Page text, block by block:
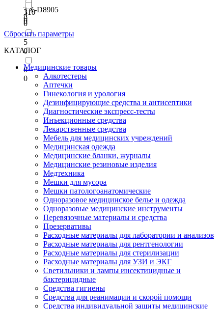
TX-D8905
0
310
0
4
0
5
0
6
0
Сбросить параметры
КАТАЛОГ
Медицинские товары
Алкотестеры
Аптечки
Гинекология и урология
Дезинфицирующие средства и антисептики
Диагностические экспресс-тесты
Инъекционные средства
Лекарственные средства
Мебель для медицинских учреждений
Медицинская одежда
Медицинские бланки, журналы
Медицинские резиновые изделия
Медтехника
Мешки для мусора
Мешки патологоанатомические
Одноразовое медицинское белье и одежда
Одноразовые медицинские инструменты
Перевязочные материалы и средства
Презервативы
Расходные материалы для лаборатории и анализов
Расходные материалы для рентгенологии
Расходные материалы для стерилизации
Расходные материалы для УЗИ и ЭКГ
Светильники и лампы инсектицидные и
бактерицидные
Средства гигиены
Средства для реанимации и скорой помощи
Средства индивидуальной защиты медицинские